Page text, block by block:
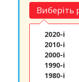
Виберіть
2020-і
2010-і
2000-і
1990-і
1980-і